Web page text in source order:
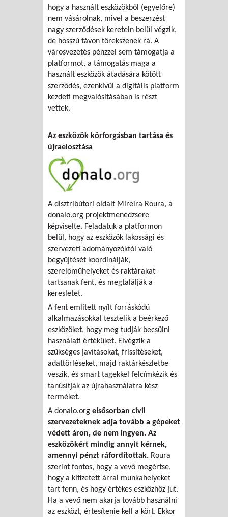
hogy a használt eszközökből (egyelőre)
nem vásárolnak, mivel a beszerzést
nagy szerződések keretein belül végzik,
de hosszú távon törekszenek rá. A
városvezetés pénzzel sem támogatja a
platformot, a támogatás maga a
használt eszközök átadására kötött
szerződés, ezenkívül a digitális platform
kezdeti megvalósításában is részt
vettek.
Az eszközök körforgásban tartása és
újraelosztása
A disztribútori oldalt Mireira Roura, a
donalo.org projektmenedzsere
képviselte. Feladatuk a platformon
belül, hogy az eszközök lakossági és
szervezeti adományozóktól való
begyűjtését koordinálják,
szerelőműhelyeket és raktárakat
tartsanak fent, és megtalálják a
keresletet.
A fent említett nyílt forráskódú
alkalmazásokkal tesztelik a beérkező
eszközöket, hogy meg tudják becsülni
használati értéküket. Elvégzik a
szükséges javításokat, frissítéseket,
adattörléseket, majd raktárkészletbe
veszik, és smart tagekkel felcímkézik és
tanúsítják az újrahasználatra kész
terméket.
A donalo.org elsősorban civil
szervezeteknek adja tovább a gépeket
védett áron, de nem ingyen. Az
eszközökért mindig annyit kérnek,
amennyi pénzt ráfordítottak. Roura
szerint fontos, hogy a vevő megértse,
hogy a kifizetett árral munkahelyeket
tart fenn, és hogy értékes eszközhöz jut.
Ha a vevő nem akarja tovább használni
az eszközt, értesítenie kell a kört. Ekkor